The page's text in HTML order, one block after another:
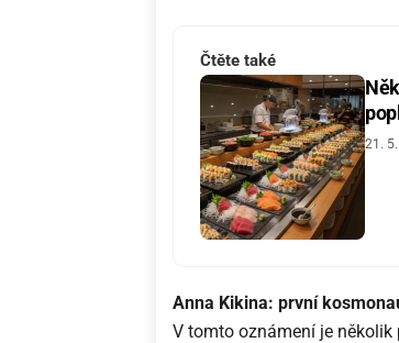
Čtěte také
21.
Anna Kikina: první
V tomto oznámení je